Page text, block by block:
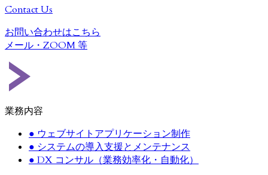
Contact Us
お問い合わせはこちら
メール・ ZOOM等
業務内容
● ウェブサイトアプリケーション制作
● システムの導入支援とメンテナンス
● DX コンサル（業務効率化・自動化）